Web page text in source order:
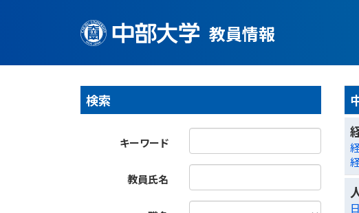
教員情報
検索
キーワード
教員氏名